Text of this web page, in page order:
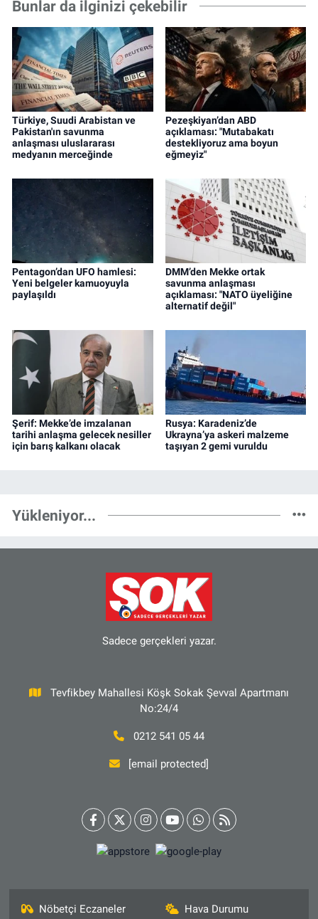
Bunlar da ilginizi çekebilir
Türkiye, Suudi Arabistan ve
Pakistan'ın savunma
anlaşması uluslararası
medyanın merceğinde
Pezeşkiyan’dan ABD
açıklaması: "Mutabakatı
destekliyoruz ama boyun
eğmeyiz"
Pentagon’dan UFO hamlesi:
Yeni belgeler kamuoyuyla
paylaşıldı
DMM’den Mekke ortak
savunma anlaşması
açıklaması: "NATO üyeliğine
alternatif değil"
Şerif: Mekke’de imzalanan
tarihi anlaşma gelecek nesiller
için barış kalkanı olacak
Rusya: Karadeniz’de
Ukrayna’ya askeri malzeme
taşıyan 2 gemi vuruldu
Yükleniyor...
Sadece gerçekleri yazar.
Tevfikbey Mahallesi Köşk Sokak Şevval Apartmanı
No:24/4
0212 541 05 44
[email protected]
Nöbetçi Eczaneler Hava Durumu